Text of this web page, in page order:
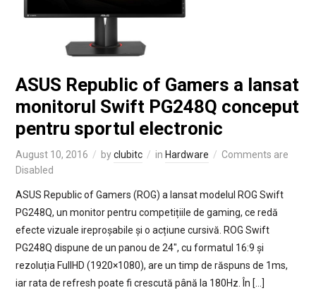
ASUS Republic of Gamers a lansat
monitorul Swift PG248Q conceput
pentru sportul electronic
August 10, 2016 byclubitc in Hardware
Comments are
Disabled
ASUS Republic of Gamers (ROG) a lansat modelul ROG Swift
PG248Q, un monitor pentru competițiile de gaming, ce redă
efecte vizuale ireproșabile și o acțiune cursivă. ROG Swift
PG248Q dispune de un panou de 24″, cu formatul 16:9 și
rezoluția FullHD (1920×1080), are un timp de răspuns de 1ms,
iar rata de refresh poate fi crescută până la 180Hz. În […]